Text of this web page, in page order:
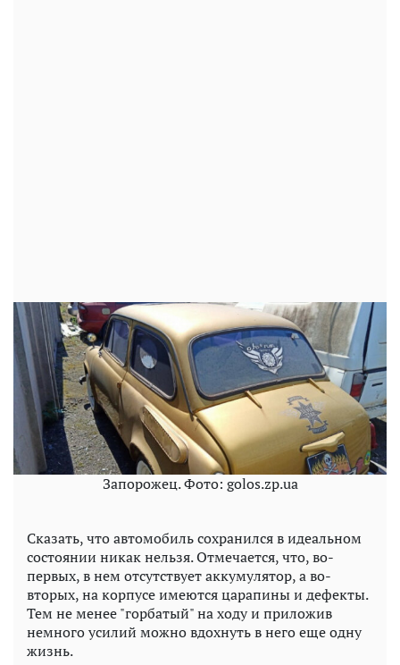
Запорожец. Фото: golos.zp.ua
Сказать, что автомобиль сохранился в идеальном
состоянии никак нельзя. Отмечается, что, во-
первых, в нем отсутствует аккумулятор, а во-
вторых, на корпусе имеются царапины и дефекты.
Тем не менее "горбатый" на ходу и приложив
немного усилий можно вдохнуть в него еще одну
жизнь.